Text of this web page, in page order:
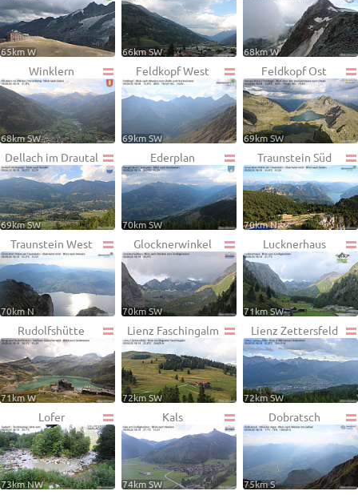
65km W 66km SW 68km W
Winklern
68km SW
Feldkopf West
69km SW
Feldkopf Ost
69km SW
Dellach im Drautal
69km SW
Ederplan
70km SW
Traunstein Süd
70km N
Traunstein West
70km N
Glocknerwinkel
70km SW
Lucknerhaus
71km SW
Rudolfshütte
71km W
Lienz Faschingalm
72km SW
Lienz Zettersfeld
72km SW
Lofer
73km NW
Kals
74km SW
Dobratsch
75km S